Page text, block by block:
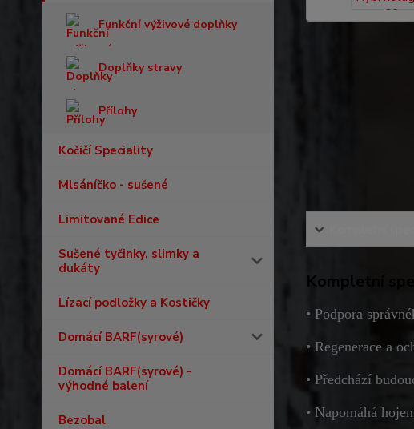
Funkční výživové doplňky
Doplňky stravy
Přílohy
Kočičí Speciality
Mlsáníčko - sušené
Limitované Edice
Sušené tyčinky, slimky a
dukáty
Lízací podložky a Kostičky
Domácí BARF(syrové)
Domácí BARF(syrové) -
výhodné balení
Bezobal
Kompletní
• Podpora
• Regenerace a
• Předchází
• Napomáhá